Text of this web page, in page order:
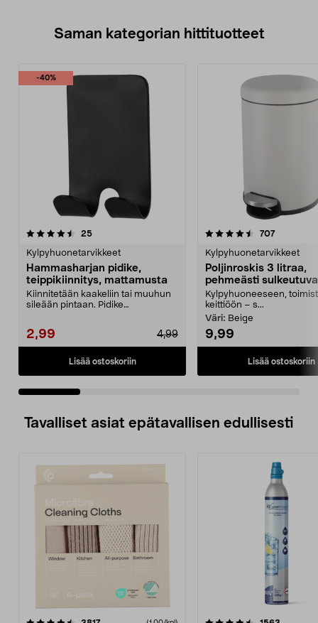
Saman kategorian hittituotteet
-40%
25arvostelut
Kylpyhuonetarvikkeet
Hammasharjan pidike,
teippikiinnitys, mattamusta
Kiinnitetään kaakeliin tai muuhun
sileään pintaan. Pidike
2,99 4,99
Lisää ostoskoriin
4.5 viidestä
707arvostelut
Kylpyhuonetarvikkeet
Poljinroskis 3 litraa,
pehmeästi
Kylpyhuoneeseen,
keittiöön – s...
Väri: Beige
9,99
Lisää ostoskoriin
3.5 viidestä
Tavalliset asiat epätavallisen edullisesti